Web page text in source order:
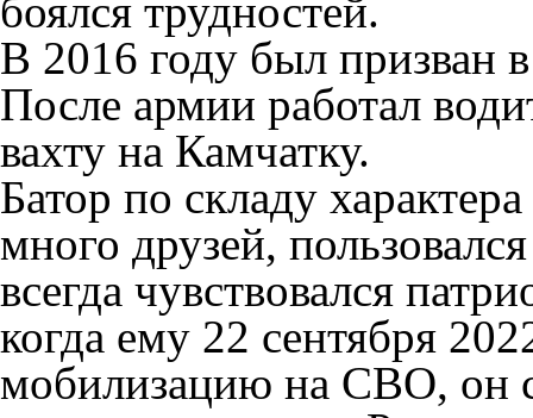
боялся трудностей.
В 2016 году был призван
После армии работал
вахту на Камчатку.
Батор по складу
много друзей,
всегда чувствовался
когда ему 22 сентября
мобилизацию на СВО, он